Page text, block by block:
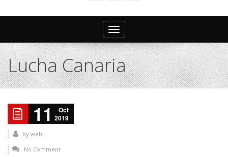
Toggle
navigation
Lucha Canaria
11
Oct
2019
by web
No Comment